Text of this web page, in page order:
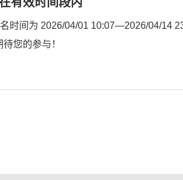
时间为 2026/04/01 10:07—2026/04/14
待您的参与！